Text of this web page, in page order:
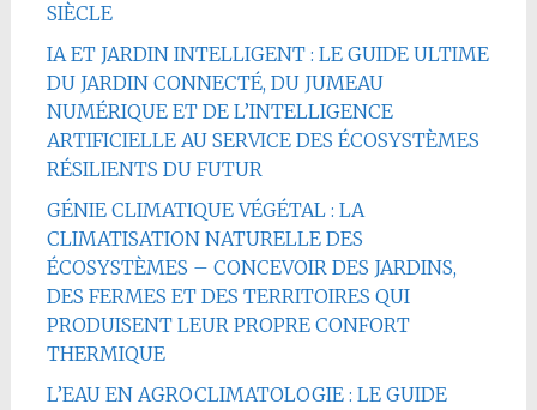
SIÈCLE
IA ET JARDIN INTELLIGENT : LE GUIDE ULTIME
DU JARDIN CONNECTÉ, DU JUMEAU
NUMÉRIQUE ET DE L’INTELLIGENCE
ARTIFICIELLE AU SERVICE DES ÉCOSYSTÈMES
RÉSILIENTS DU FUTUR
GÉNIE CLIMATIQUE VÉGÉTAL : LA
CLIMATISATION NATURELLE DES
ÉCOSYSTÈMES – CONCEVOIR DES JARDINS,
DES FERMES ET DES TERRITOIRES QUI
PRODUISENT LEUR PROPRE CONFORT
THERMIQUE
L’EAU EN AGROCLIMATOLOGIE : LE GUIDE